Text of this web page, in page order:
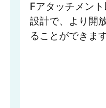
Fアタッチメン
設計で、より開
ることができま